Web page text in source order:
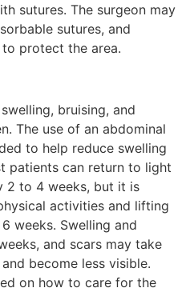
sutures. The surgeon may
sutures, and
protect the area.
bruising, and
The use of an abdominal
to help reduce swelling
patients can return to light
2 to 4 weeks, but it is
activities and lifting
weeks. Swelling and
and scars may take
become less visible.
on how to care for the